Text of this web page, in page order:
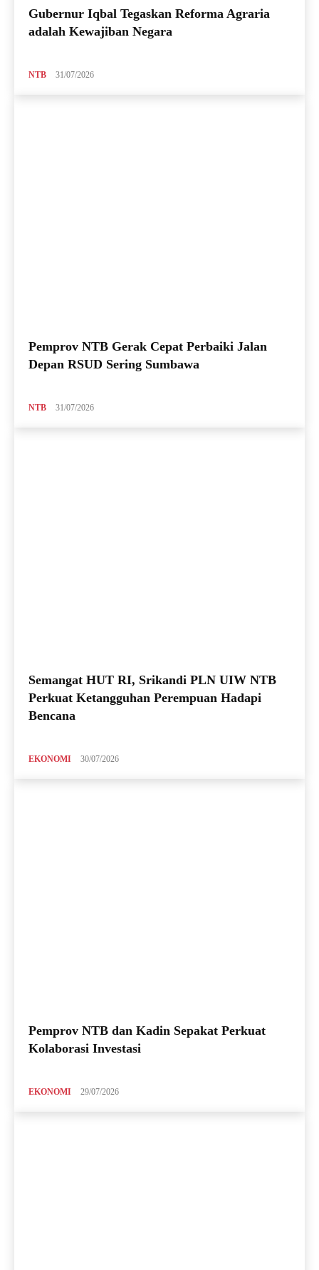
Gubernur Iqbal Tegaskan Reforma Agraria
adalah Kewajiban Negara
NTB 31/07/2026
Pemprov NTB Gerak Cepat Perbaiki Jalan
Depan RSUD Sering Sumbawa
NTB 31/07/2026
Semangat HUT RI, Srikandi PLN UIW NTB
Perkuat Ketangguhan Perempuan Hadapi
Bencana
EKONOMI 30/07/2026
Pemprov NTB dan Kadin Sepakat Perkuat
Kolaborasi Investasi
EKONOMI 29/07/2026